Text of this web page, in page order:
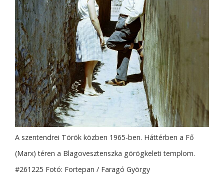
A szentendrei Török közben 1965-ben. Háttérben a Fő
(Marx) téren a Blagovesztenszka görögkeleti templom.
#261225 Fotó: Fortepan / Faragó György